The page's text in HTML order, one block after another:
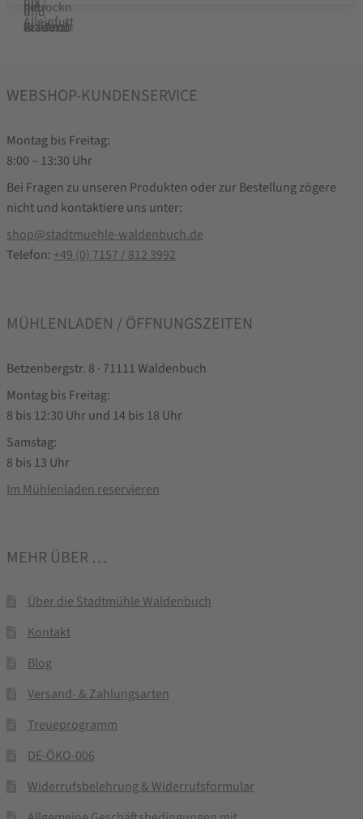
WEBSHOP-KUNDENSERVICE
Montag bis Freitag:
8:00 – 13:30 Uhr
Bei Fragen zu unseren Produkten oder zur Bestellung zögere
nicht und kontaktiere uns unter:
shop@stadtmuehle-waldenbuch.de
Telefon: +49 (0) 7157 / 812 3992
MÜHLENLADEN / ÖFFNUNGSZEITEN
Betzenbergstr. 8 · 71111 Waldenbuch
Montag bis Freitag:
8 bis 12:30 Uhr und 14 bis 18 Uhr
Samstag:
8 bis 13 Uhr
Im Mühlenladen reservieren
MEHR ÜBER …
Über die Stadtmühle Waldenbuch
Kontakt
Blog
Versand- & Zahlungsarten
Treueprogramm
DE-ÖKO-006
Widerrufsbelehrung & Widerrufsformular